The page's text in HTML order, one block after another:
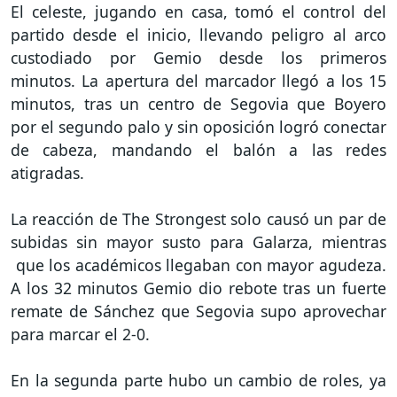
El celeste, jugando en casa, tomó el control del
partido desde el inicio, llevando peligro al arco
custodiado por Gemio desde los primeros
minutos. La apertura del marcador llegó a los 15
minutos, tras un centro de Segovia que Boyero
por el segundo palo y sin oposición logró conectar
de cabeza, mandando el balón a las redes
atigradas.
La reacción de The Strongest solo causó un par de
subidas sin mayor susto para Galarza, mientras
que los académicos llegaban con mayor agudeza.
A los 32 minutos Gemio dio rebote tras un fuerte
remate de Sánchez que Segovia supo aprovechar
para marcar el 2-0.
En la segunda parte hubo un cambio de roles, ya